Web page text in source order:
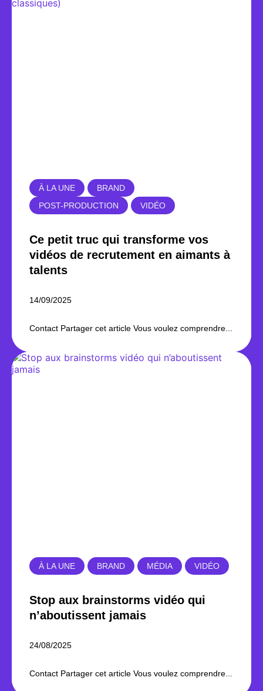
À LA UNE
BRAND
POST-PRODUCTION
VIDÉO
Ce petit truc qui transforme vos
vidéos de recrutement en aimants à
talents
14/09/2025
Contact Partager cet article Vous voulez comprendre...
À LA UNE BRAND MÉDIA VIDÉO
Stop aux brainstorms vidéo qui
n’aboutissent jamais
24/08/2025
Contact Partager cet article Vous voulez comprendre...